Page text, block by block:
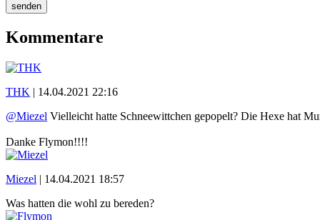
senden
Kommentare
THK | 14.04.2021 22:16
@Miezel Vielleicht hatte Schneewittchen gepopelt? Die Hexe hat
Danke Flymon!!!!
Miezel | 14.04.2021 18:57
Was hatten die wohl zu bereden?